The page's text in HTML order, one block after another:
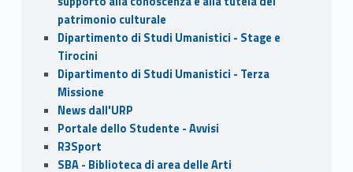
patrimonio culturale
Dipartimento di Studi Umanistici - Stage e
Tirocini
Dipartimento di Studi Umanistici - Terza
Missione
News dall'URP
Portale dello Studente - Avvisi
R3Sport
SBA - Biblioteca di area delle Arti